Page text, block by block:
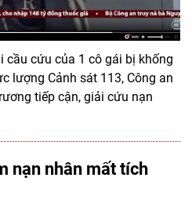
cầu cứu của 1 cô gái bị khống
lượng Cảnh sát 113, Công an
tiếp cận, giải cứu nạn
nạn nhân mất tích